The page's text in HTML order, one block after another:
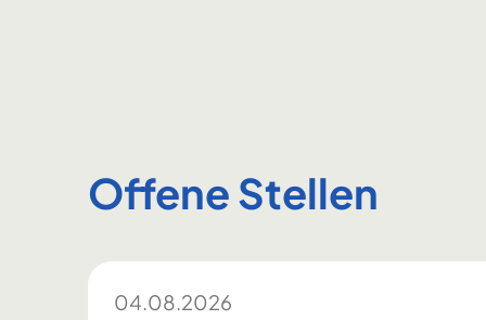
Offene Stellen
04.08.2026